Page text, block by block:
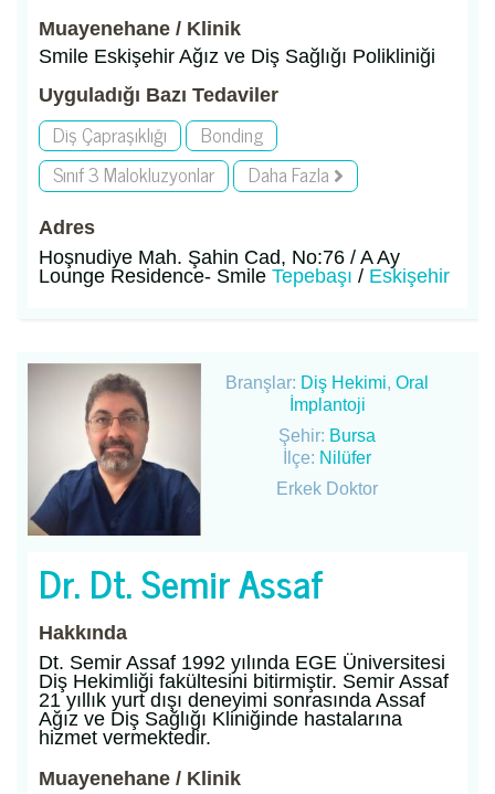
Muayenehane / Klinik
Smile Eskişehir Ağız ve Diş Sağlığı Polikliniği
Uyguladığı Bazı Tedaviler
Diş Çapraşıklığı
Bonding
Sınıf 3 Malokluzyonlar
Daha Fazla
Adres
Hoşnudiye Mah. Şahin Cad, No:76 / A Ay
Lounge Residence- Smile Tepebaşı / Eskişehir
Branşlar: Diş Hekimi,Oral
İmplantoji
Şehir: Bursa
İlçe: Nilüfer
Erkek Doktor
Dr. Dt. Semir Assaf
Hakkında
Dt. Semir Assaf 1992 yılında EGE Üniversitesi
Diş Hekimliği fakültesini bitirmiştir. Semir Assaf
21 yıllık yurt dışı deneyimi sonrasında Assaf
Ağız ve Diş Sağlığı Kliniğinde hastalarına
hizmet vermektedir.
Muayenehane / Klinik